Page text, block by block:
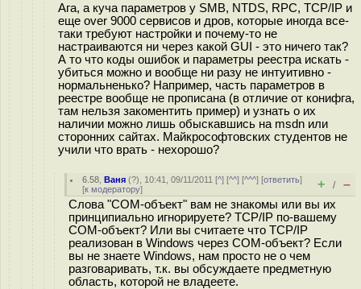
Ага, а куча параметров у SMB, NTDS, RPC, TCP/IP и
еще over 9000 сервисов и дров, которые иногда все-
таки требуют настройки и почему-то не
настраиваются ни через какой GUI - это ничего так?
А то что коды ошибок и параметры реестра искать -
убиться можно и вообще ни разу не интуитивно -
нормальненько? Например, часть параметров в
реестре вообще не прописана (в отличие от конифга,
там нельзя закоментить пример) и узнать о их
наличии можно лишь обыскавшись на msdn или
сторонних сайтах. Майкрософтовских студентов не
учили что врать - нехорошо?
6.58 ,Ваня (?), 10:41, 09/11/2011 [^] [^^] [^^^] [ответить]
[к модератору] + / –
Слова "COM-объект" вам не знакомы или вы их
принципиально игнорируете? TCP/IP по-вашему
COM-объект? Или вы считаете что TCP/IP
реализован в Windows через COM-объект? Если
вы не знаете Windows, нам просто не о чем
разговаривать, т.к. вы обсуждаете предметную
область, которой не владеете.